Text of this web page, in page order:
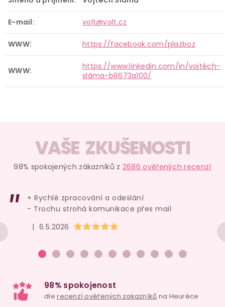
E-mail: volt@volt.cz
WWW: https://facebook.com/plazboz
WWW:
https://www.linkedin.com/in/vojtěch-
sláma-b6673a100/
VAŠE ZKUŠENOSTI
98% spokojených zákazníků z 2686 ověřených recenzí
Hodnocení obchodu je 5 z 5 hvězdiček.
| 6.5.2026
+ Rychlé zpracování a odeslání
- Trochu strohá komunikace přes mail